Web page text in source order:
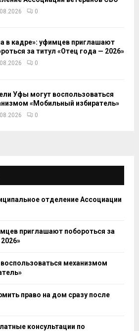
0
в кадре»: уфимцев приглашают
за титул «Отец года — 2026»
0
Уфы могут воспользоваться
«Мобильный избиратель»
0
отделение Ассоциации
приглашают побороться за
механизмом
право на дом сразу после
консультации по